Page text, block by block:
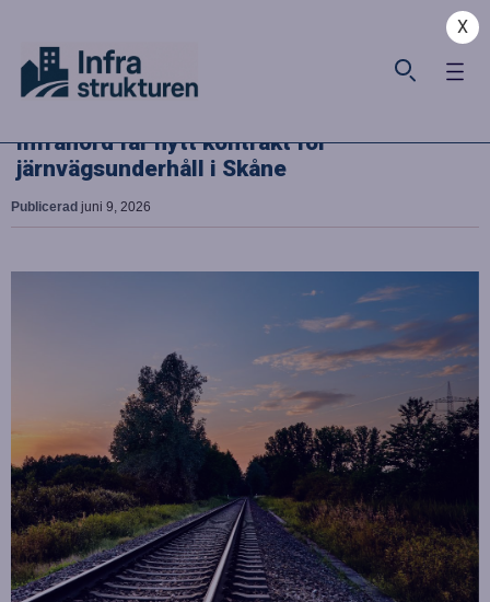
X
Infranord får nytt kontrakt för
järnvägsunderhåll i Skåne
Publicerad juni 9, 2026